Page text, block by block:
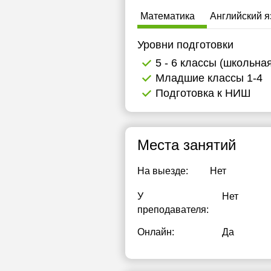
Математика Английский
Уровни подготовки
5 - 6 классы
Младшие классы 1-4
Подготовка к НИШ
Места занятий
На выезде: Нет
У
преподавателя:
Нет
Онлайн: Да